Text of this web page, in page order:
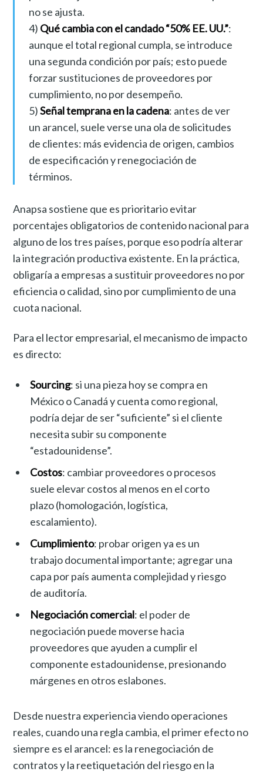
no se ajusta.
4) Qué cambia con el candado “50% EE. UU.”:
aunque el total regional cumpla, se introduce
una segunda condición por país; esto puede
forzar sustituciones de proveedores por
cumplimiento, no por desempeño.
5)Señal temprana en la cadena: antes de ver
un arancel, suele verse una ola de solicitudes
de clientes: más evidencia de origen, cambios
de especificación y renegociación de
términos.
Anapsa sostiene que es prioritario evitar
porcentajes obligatorios de contenido nacional para
alguno de los tres países, porque eso podría alterar
la integración productiva existente. En la práctica,
obligaría a empresas a sustituir proveedores no por
eficiencia o calidad, sino por cumplimiento de una
cuota nacional.
Para el lector empresarial, el mecanismo de impacto
es directo:
Sourcing: si una pieza hoy se compra en
México o Canadá y cuenta como regional,
podría dejar de ser “suficiente” si el cliente
necesita subir su componente
“estadounidense”.
Costos: cambiar proveedores o procesos
suele elevar costos al menos en el corto
plazo (homologación, logística,
escalamiento).
Cumplimiento: probar origen ya es un
trabajo documental importante; agregar una
capa por país aumenta complejidad y riesgo
de auditoría.
Negociación comercial: el poder de
negociación puede moverse hacia
proveedores que ayuden a cumplir el
componente estadounidense, presionando
márgenes en otros eslabones.
Desde nuestra experiencia viendo operaciones
reales, cuando una regla cambia, el primer efecto no
siempre es el arancel: es la renegociación de
contratos y la reetiquetación del riesgo en la